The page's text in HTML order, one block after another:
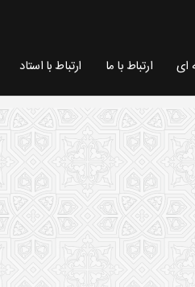
ای ارتباط با ما ارتباط با استاد